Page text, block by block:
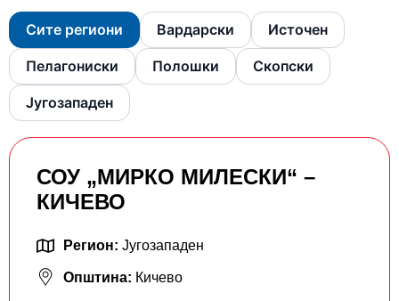
Сите региони Вардарски Источен
Пелагониски Полошки Скопски
Југозападен
СОУ „МИРКО МИЛЕСКИ“ –
КИЧЕВО
Регион: Југозападен
Општина: Кичево